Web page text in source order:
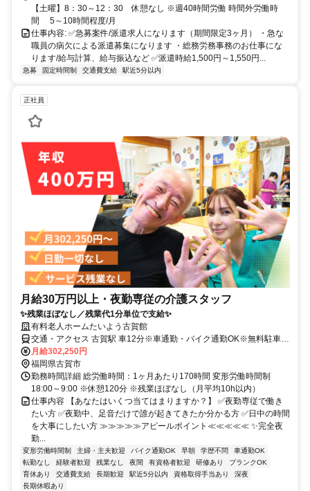
【土曜】8：30～12：30 休憩なし ※週40時間労働 時間外労働時
間 5～10時間程度/月
仕事内容: ✅急募案件/派遣求人になります（期間限定3ヶ月） ・急な
職員の病欠による派遣募集になります ・総務労務事務のお仕事にな
ります/給与計算、給与振込など ✅派遣時給1,500円～1,550円...
急募 固定時間制 交通費支給 駅近5分以内
正社員
月給30万円以上・夜勤専従の介護スタッフ
✨残業ほぼなし／残業代1分単位で支給✨
有料老人ホームたいよう古賀館
交通・アクセス 古賀駅 車12分※車通勤・バイク通勤OK※無料駐車場
アリ！交通費としてガソリン代支給！
月給302,250円
福岡県古賀市
勤務時間詳細 総労働時間：1ヶ月あたり170時間 変形労働時間制
18:00～9:00 ※休憩120分 ※残業ほぼなし（月平均10h以内）
仕事内容 【あなたはいくつ当てはまりますか？】 ✅夜勤専従で働き
たい方 ✅夜勤中、足音だけで誰が起きてきたか分かる方 ✅日中の時間
を大事にしたい方 ≫≫≫≫≫アピールポイント≪≪≪≪≪ ✨完全夜
勤...
変形労働時間制 主婦・主夫歓迎 バイク通勤OK 早朝 学歴不問
車通勤OK
転勤なし
経験者歓迎 残業なし 夜間 有資格者歓迎 研修あり
ブランクOK
育休あり
交通費支給 長期歓迎 駅近5分以内 資格取得手当あり
深夜
長期休暇あり